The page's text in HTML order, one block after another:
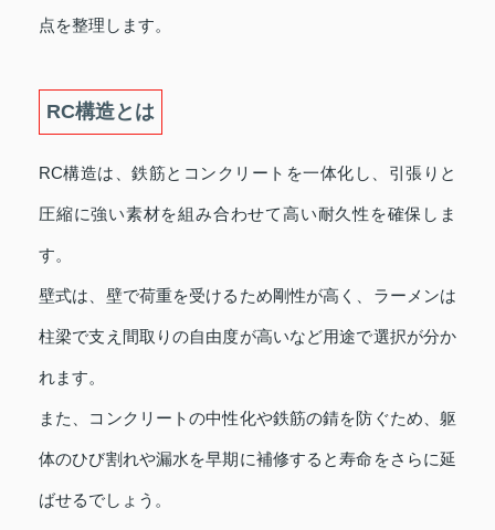
点を整理します。
RC構造とは
RC構造は、鉄筋とコンクリートを一体化し、引張りと
圧縮に強い素材を組み合わせて高い耐久性を確保しま
す。
壁式は、壁で荷重を受けるため剛性が高く、ラーメンは
柱梁で支え間取りの自由度が高いなど用途で選択が分か
れます。
また、コンクリートの中性化や鉄筋の錆を防ぐため、躯
体のひび割れや漏水を早期に補修すると寿命をさらに延
ばせるでしょう。